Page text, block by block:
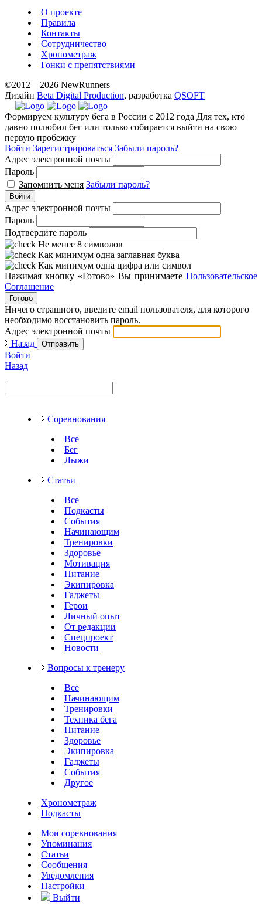
prices.
О проекте
Правила
Контакты
Сотрудничество
Хронометраж
Гонки с препятствиями
©2012—2026 NewRunners
Дизайн Beta Digital Production, разработка QSOFT
Формируем культуру бега в России с 2012 года Для тех, кто
давно полюбил бег или только собирается выйти на свою
первую пробежку
Войти Зарегистрироваться Забыли пароль?
Адрес электронной почты
Пароль
Запомнить меня Забыли пароль?
Войти
Адрес электронной почты
Пароль
Подтвердите пароль
Не менее 8 символов
Как минимум одна заглавная буква
Как минимум одна цифра или символ
Нажимая кнопку «Готово» Вы принимаете Пользовательское
Соглашение
Готово
Ничего страшного, введите email пользователя, для которого
необходимо восстановить пароль.
Адрес электронной почты
Назад
Отправить
Войти
Назад
Соревнования
Все
Бег
Лыжи
Статьи
Все
Подкасты
События
Начинающим
Тренировки
Здоровье
Мотивация
Питание
Экипировка
Гаджеты
Герои
Личный опыт
От редакции
Спецпроект
Новости
Вопросы к тренеру
Все
Начинающим
Тренировки
Техника бега
Питание
Здоровье
Экипировка
Гаджеты
События
Другое
Хронометраж
Подкасты
Мои соревнования
Упоминания
Статьи
Сообщения
Уведомления
Настройки
Выйти